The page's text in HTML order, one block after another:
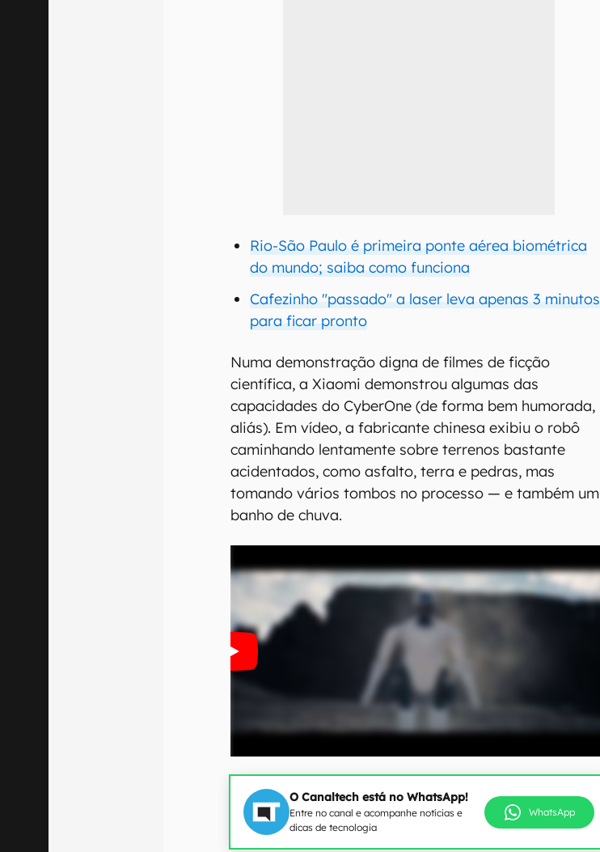
Rio-São Paulo é primeira ponte aérea biométrica
do mundo; saiba como funciona
Cafezinho "passado" a laser leva apenas 3 minutos
para ficar pronto
Numa demonstração digna de filmes de ficção
científica, a Xiaomi demonstrou algumas das
capacidades do CyberOne (de forma bem humorada,
aliás). Em vídeo, a fabricante chinesa exibiu o robô
caminhando lentamente sobre terrenos bastante
acidentados, como asfalto, terra e pedras, mas
tomando vários tombos no processo — e também um
banho de chuva.
O Canaltech está no WhatsApp!
Entre no canal e acompanhe notícias e
dicas de tecnologia
WhatsApp